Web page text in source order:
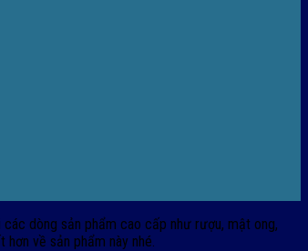
dòng sản phẩm cao cấp như rượu, mật ong,
về sản phẩm này nhé.